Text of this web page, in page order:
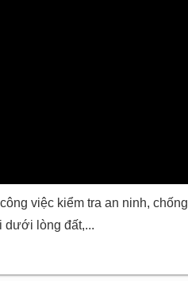
việc kiểm tra an ninh, chống
dưới lòng đất,...